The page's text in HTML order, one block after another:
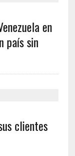
en
país sin
clientes